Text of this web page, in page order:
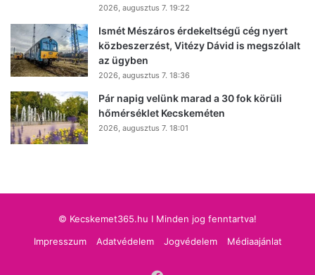
2026, augusztus 7. 19:22
Ismét Mészáros érdekeltségű cég nyert
közbeszerzést, Vitézy Dávid is megszólalt
az ügyben
2026, augusztus 7. 18:36
Pár napig velünk marad a 30 fok körüli
hőmérséklet Kecskeméten
2026, augusztus 7. 18:01
© Kecskemet365.hu I Minden jog fenntartva!
Impresszum
Adatvédelem Jogvédelem Médiaajánlat